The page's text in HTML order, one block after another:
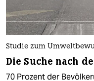
Studie zum
Die Suche nach
70 Prozent der